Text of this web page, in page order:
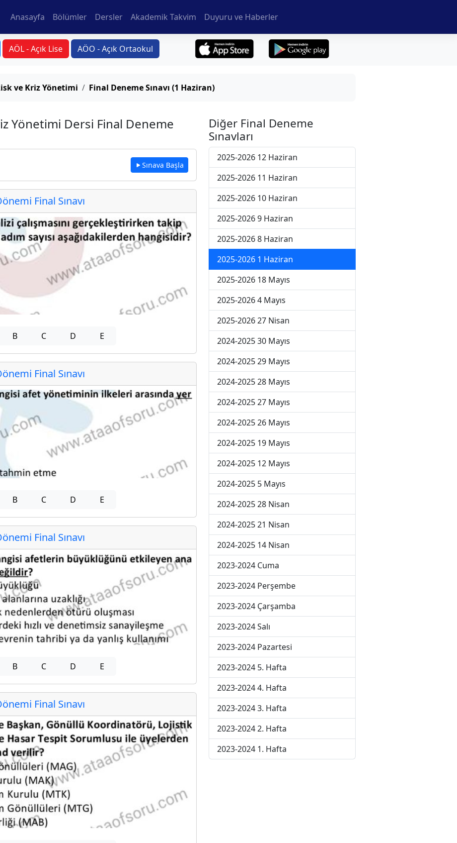
Anasayfa Bölümler Dersler Akademik Takvim Duyuru ve Haberler
AÖL - Açık Lise AÖO - Açık Ortaokul
ve Kriz Yönetimi Final Deneme Sınavı (1 Haziran)
Yönetimi Dersi Final Deneme
Sınava Başla
Final Sınavı
B C D E
Final Sınavı
B C D E
Final Sınavı
B C D E
Final Sınavı
Diğer Final Deneme
Sınavları
2025-2026 12 Haziran
2025-2026 11 Haziran
2025-2026 10 Haziran
2025-2026 9 Haziran
2025-2026 8 Haziran
2025-2026 1 Haziran
2025-2026 18 Mayıs
2025-2026 4 Mayıs
2025-2026 27 Nisan
2024-2025 30 Mayıs
2024-2025 29 Mayıs
2024-2025 28 Mayıs
2024-2025 27 Mayıs
2024-2025 26 Mayıs
2024-2025 19 Mayıs
2024-2025 12 Mayıs
2024-2025 5 Mayıs
2024-2025 28 Nisan
2024-2025 21 Nisan
2024-2025 14 Nisan
2023-2024 Cuma
2023-2024 Perşembe
2023-2024 Çarşamba
2023-2024 Salı
2023-2024 Pazartesi
2023-2024 5. Hafta
2023-2024 4. Hafta
2023-2024 3. Hafta
2023-2024 2. Hafta
2023-2024 1. Hafta